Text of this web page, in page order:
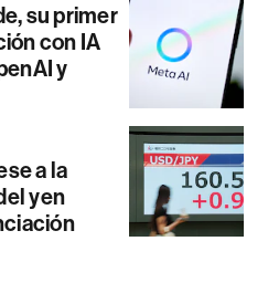
su primer
con IA
y
a la
yen